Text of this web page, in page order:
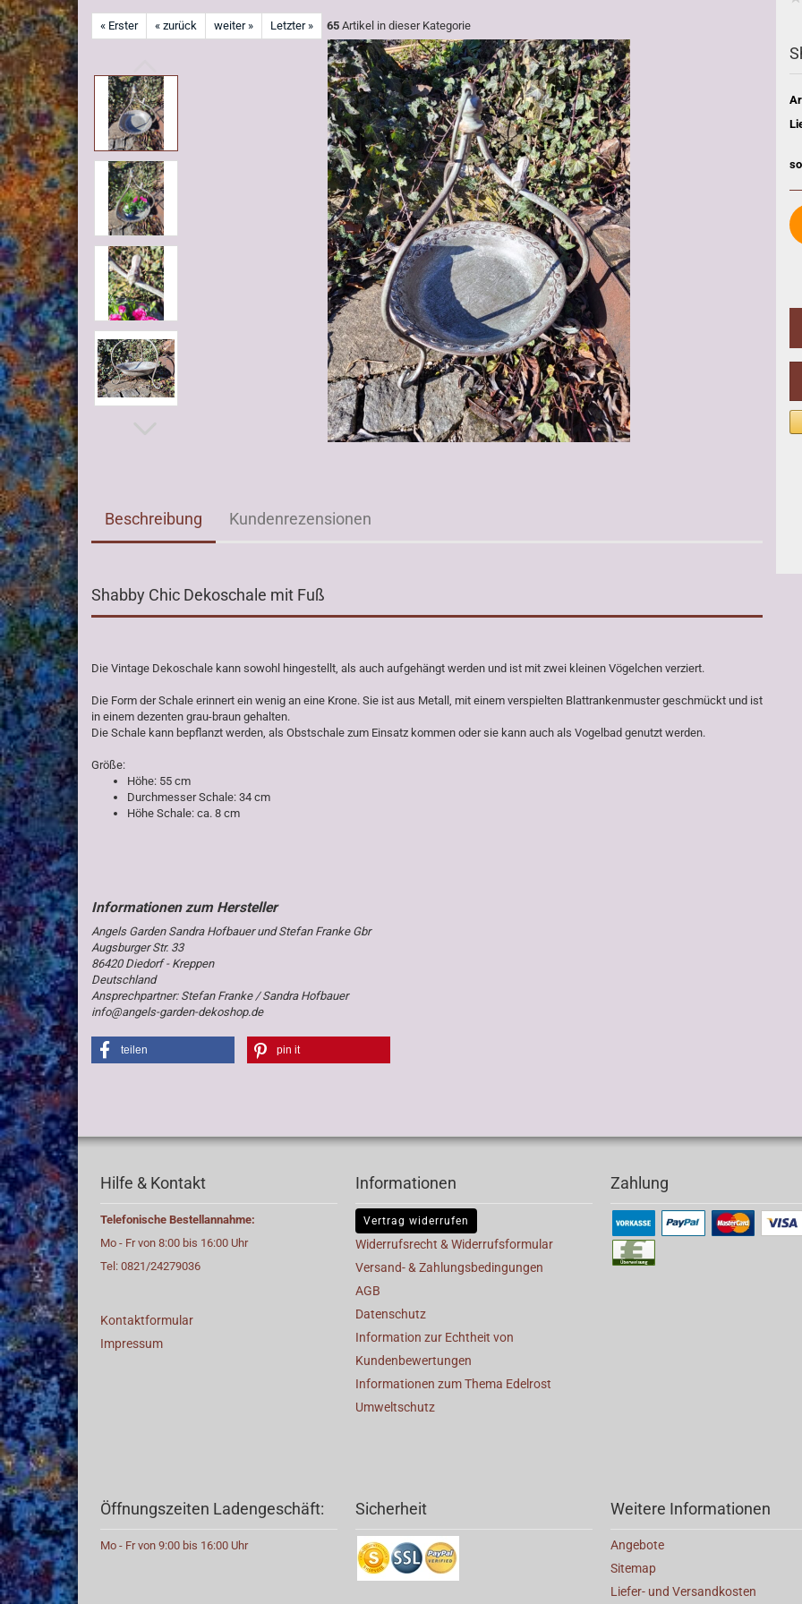
« Erster « zurück weiter » Letzter » 65 Artikel in dieser Kategorie
Beschreibung Kundenrezensionen
Shabby Chic Dekoschale mit Fuß
Die Vintage Dekoschale kann sowohl hingestellt, als auch aufgehängt werden und ist mit zwei kleinen Vögelchen verziert.
Die Form der Schale erinnert ein wenig an eine Krone. Sie ist aus Metall, mit einem verspielten Blattrankenmuster geschmückt und ist
in einem dezenten grau-braun gehalten.
Die Schale kann bepflanzt werden, als Obstschale zum Einsatz kommen oder sie kann auch als Vogelbad genutzt werden.
Größe:
Höhe: 55 cm
Durchmesser Schale: 34 cm
Höhe Schale: ca. 8 cm
Angels Garden Sandra Hofbauer und Stefan Franke Gbr
Augsburger Str. 33
86420 Diedorf - Kreppen
Deutschland
Ansprechpartner: Stefan Franke / Sandra Hofbauer
info@angels-garden-dekoshop.de
teilen pin it
Hilfe & Kontakt
Telefonische Bestellannahme:
Mo - Fr von 8:00 bis 16:00 Uhr
Tel: 0821/24279036
Kontaktformular
Impressum
Informationen
Vertrag widerrufen
Widerrufsrecht & Widerrufsformular
Versand- & Zahlungsbedingungen
AGB
Datenschutz
Information zur Echtheit von
Kundenbewertungen
Informationen zum Thema Edelrost
Umweltschutz
Zahlung
Öffnungszeiten Ladengeschäft:
Mo - Fr von 9:00 bis 16:00 Uhr
Sicherheit Weitere Informationen
Angebote
Sitemap
Liefer- und Versandkosten